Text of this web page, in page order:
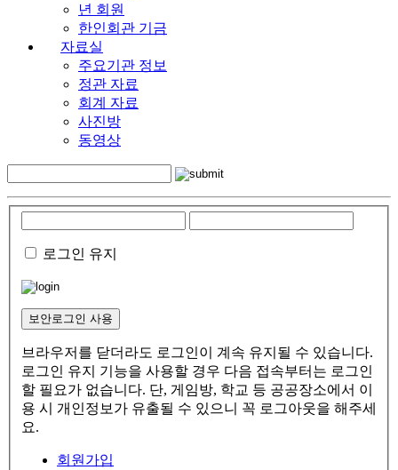
년 회원
한인회관 기금
자료실
주요기관 정보
정관 자료
회계 자료
사진방
동영상
로그인 유지
보안로그인 사용
브라우저를 닫더라도 로그인이 계속 유지될 수 있습니다.
로그인 유지 기능을 사용할 경우 다음 접속부터는 로그인
할 필요가 없습니다. 단, 게임방, 학교 등 공공장소에서 이
용 시 개인정보가 유출될 수 있으니 꼭 로그아웃을 해주세
요.
회원가입